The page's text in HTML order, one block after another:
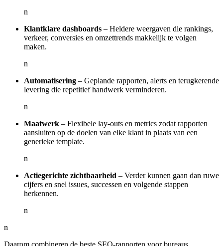
n
Klantklare dashboards – Heldere weergaven die rankings,
verkeer, conversies en omzettrends makkelijk te volgen
maken.
n
Automatisering – Geplande rapporten, alerts en terugkerende
levering die repetitief handwerk verminderen.
n
Maatwerk – Flexibele lay-outs en metrics zodat rapporten
aansluiten op de doelen van elke klant in plaats van een
generieke template.
n
Actiegerichte zichtbaarheid – Verder kunnen gaan dan ruwe
cijfers en snel issues, successen en volgende stappen
herkennen.
n
n